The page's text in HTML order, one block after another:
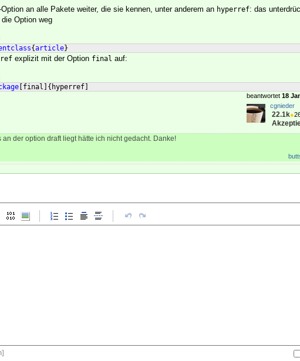
Option an alle Pakete weiter, die sie kennen, unter anderem an hyperref: das
Option weg
{article}
explizit mit der Option final auf:
final { hyperref
beantwortet 18
cgnieder
22.1k●
an der option draft liegt hätte ich nicht gedacht. Danke!